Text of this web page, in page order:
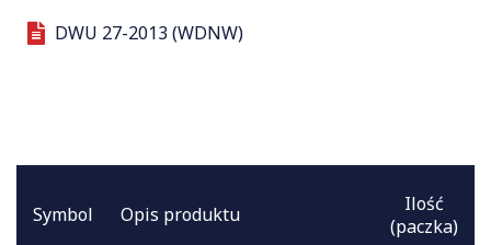
DWU 27-2013 (WDNW)
Symbol Opis produktu
Ilość
(paczka)